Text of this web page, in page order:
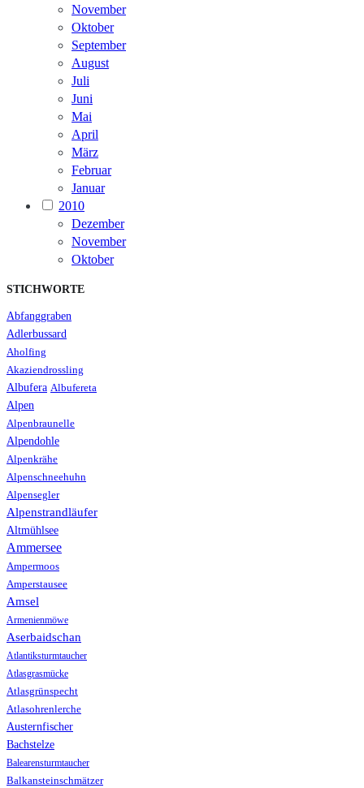
November
Oktober
September
August
Juli
Juni
Mai
April
März
Februar
Januar
2010
Dezember
November
Oktober
STICHWORTE
Abfanggraben
Adlerbussard
Aholfing
Akaziendrossling
Albufera Albufereta
Alpen
Alpenbraunelle
Alpendohle
Alpenkrähe
Alpenschneehuhn
Alpensegler
Alpenstrandläufer
Altmühlsee
Ammersee
Ampermoos
Amperstausee
Amsel
Armenienmöwe
Aserbaidschan
Atlantiksturmtaucher
Atlasgrasmücke
Atlasgrünspecht
Atlasohrenlerche
Austernfischer
Bachstelze
Balearensturmtaucher
Balkansteinschmätzer